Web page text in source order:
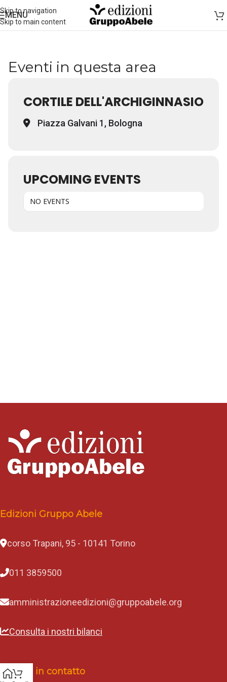
Skip to navigation
Skip to main content
MENU
Eventi in questa area
CORTILE DELL'ARCHIGINNASIO
Piazza Galvani 1, Bologna
UPCOMING EVENTS
NO EVENTS
Edizioni Gruppo Abele
corso Trapani, 95 - 10141 Torino
011 3859500
amministrazioneedizioni@gruppoabele.org
Consulta i nostri bilanci
Rimani in contatto